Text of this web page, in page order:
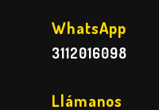
WhatsApp
3112016098
Llámanos